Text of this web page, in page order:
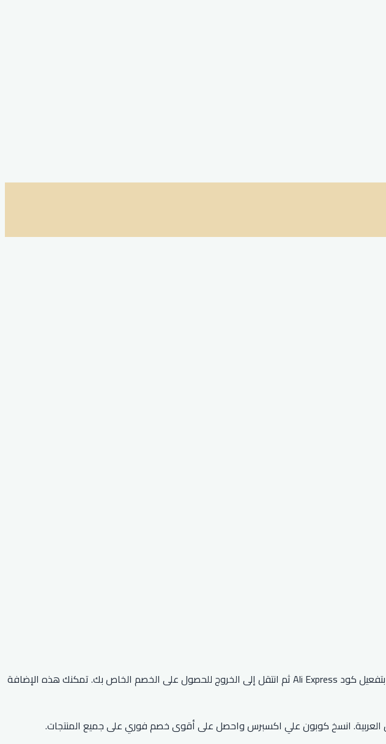
يمنحك كود خصم علي اكسبرس 2026 خصمًا يصل إلى 90٪ على أفضل المنتجات على موقع علي إكسبريس. قم بتفعيل كود Ali Express ثم انتقل إلى الخروج للحصول على الخصم الخاص بك. تمكنك هذه الإضافة